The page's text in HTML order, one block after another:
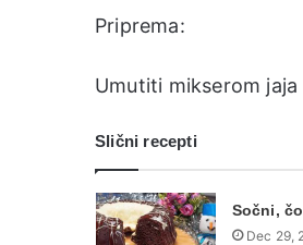
Priprema:
Umutiti mikserom jaja
Slični recepti
Sočni,
Dec 29,